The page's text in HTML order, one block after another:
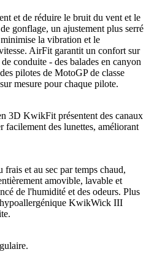
et de réduire le bruit du vent et le
gonflage, un ajustement plus serré
la vibration et le
AirFit garantit un confort sur
conduite - des balades en canyon
pilotes de MotoGP de classe
mesure pour chaque pilote.
3D KwikFit présentent des canaux
facilement des lunettes, améliorant
et au sec par temps chaud,
amovible, lavable et
de l'humidité et des odeurs. Plus
KwikWick III